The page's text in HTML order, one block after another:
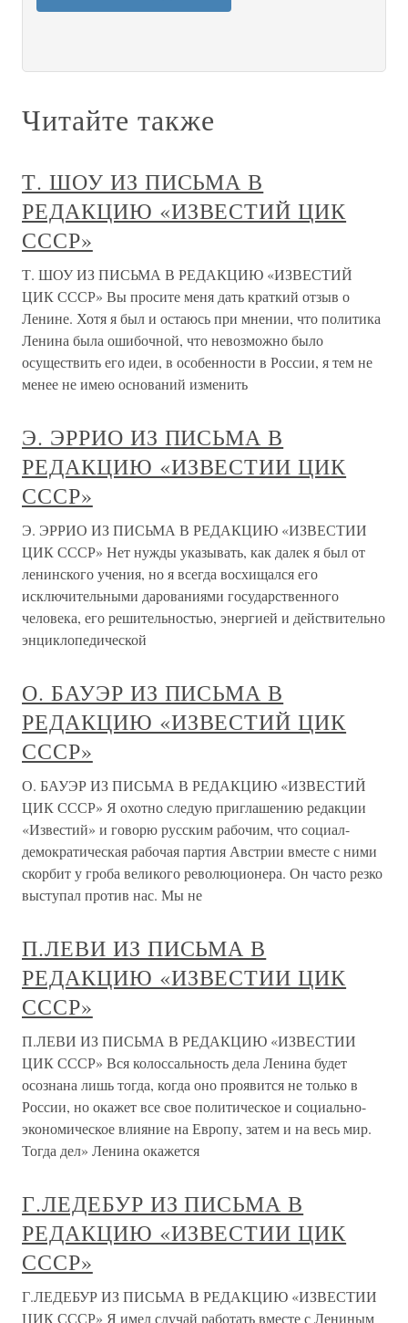
Читайте также
Т. ШОУ ИЗ ПИСЬМА В
РЕДАКЦИЮ «ИЗВЕСТИЙ ЦИК
СССР»
Т. ШОУ ИЗ ПИСЬМА В РЕДАКЦИЮ «ИЗВЕСТИЙ
ЦИК СССР» Вы просите меня дать краткий отзыв о
Ленине. Хотя я был и остаюсь при мнении, что политика
Ленина была ошибочной, что невозможно было
осуществить его идеи, в особенности в России, я тем не
менее не имею оснований изменить
Э. ЭРРИО ИЗ ПИСЬМА В
РЕДАКЦИЮ «ИЗВЕСТИИ ЦИК
СССР»
Э. ЭРРИО ИЗ ПИСЬМА В РЕДАКЦИЮ «ИЗВЕСТИИ
ЦИК СССР» Нет нужды указывать, как далек я был от
ленинского учения, но я всегда восхищался его
исключительными дарованиями государственного
человека, его решительностью, энергией и действительно
энциклопедической
О. БАУЭР ИЗ ПИСЬМА В
РЕДАКЦИЮ «ИЗВЕСТИЙ ЦИК
СССР»
О. БАУЭР ИЗ ПИСЬМА В РЕДАКЦИЮ «ИЗВЕСТИЙ
ЦИК СССР» Я охотно следую приглашению редакции
«Известий» и говорю русским рабочим, что социал-
демократическая рабочая партия Австрии вместе с ними
скорбит у гроба великого революционера. Он часто резко
выступал против нас. Мы не
П.ЛЕВИ ИЗ ПИСЬМА В
РЕДАКЦИЮ «ИЗВЕСТИИ ЦИК
СССР»
П.ЛЕВИ ИЗ ПИСЬМА В РЕДАКЦИЮ «ИЗВЕСТИИ
ЦИК СССР» Вся колоссальность дела Ленина будет
осознана лишь тогда, когда оно проявится не только в
России, но окажет все свое политическое и социально-
экономическое влияние на Европу, затем и на весь мир.
Тогда дел» Ленина окажется
Г.ЛЕДЕБУР ИЗ ПИСЬМА В
РЕДАКЦИЮ «ИЗВЕСТИИ ЦИК
СССР»
Г.ЛЕДЕБУР ИЗ ПИСЬМА В РЕДАКЦИЮ «ИЗВЕСТИИ
ЦИК СССР» Я имел случай работать вместе с Лениным